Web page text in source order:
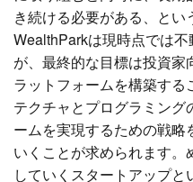
き続ける必要がある、とい
WealthParkは現時点では
が、最終的な目標は投資
ラットフォームを構築す
テクチャとプログラミング
ームを実現するための戦略
いくことが求められます
していくスタートアップ